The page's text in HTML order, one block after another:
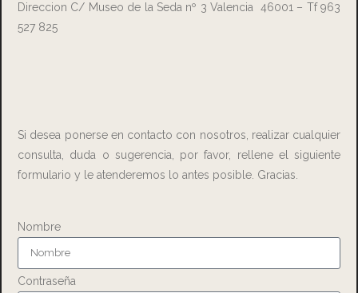
Direccion C/ Museo de la Seda nº 3 Valencia 46001 – Tf 963
527 825
Si desea ponerse en contacto con nosotros, realizar cualquier
consulta, duda o sugerencia, por favor, rellene el siguiente
formulario y le atenderemos lo antes posible. Gracias.
Nombre
Contraseña